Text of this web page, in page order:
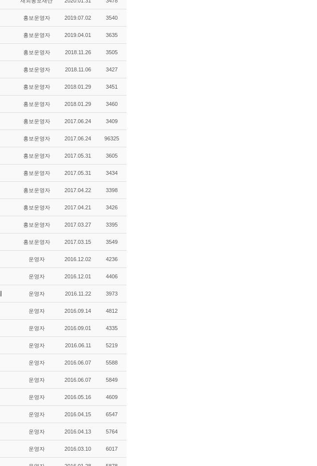
홍보운영자 2019.07.02 3540
홍보운영자 2019.04.01 3635
홍보운영자 2018.11.26 3505
홍보운영자 2018.11.06 3427
홍보운영자 2018.01.29 3451
홍보운영자 2018.01.29 3460
홍보운영자 2017.06.24 3409
홍보운영자 2017.06.24 96325
홍보운영자 2017.05.31 3605
홍보운영자 2017.05.31 3434
홍보운영자 2017.04.22 3398
홍보운영자 2017.04.21 3426
홍보운영자 2017.03.27 3395
홍보운영자 2017.03.15 3549
운영자 2016.12.02 4236
운영자 2016.12.01 4406
운영자 2016.11.22 3973
운영자 2016.09.14 4812
운영자 2016.09.01 4335
운영자 2016.06.11 5219
운영자 2016.06.07 5588
운영자 2016.06.07 5849
운영자 2016.05.16 4609
운영자 2016.04.15 6547
운영자 2016.04.13 5764
운영자 2016.03.10 6017